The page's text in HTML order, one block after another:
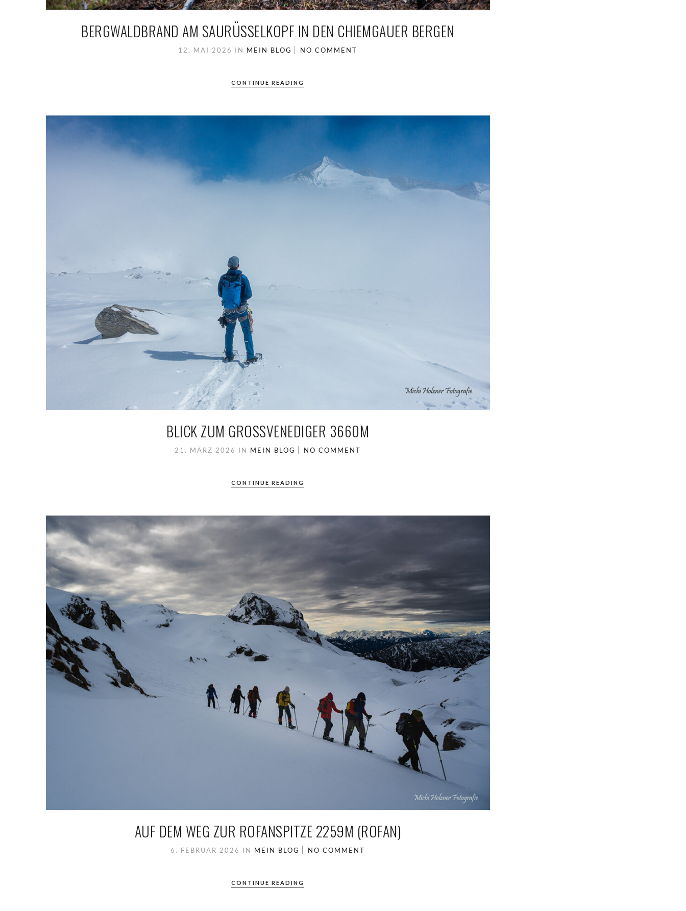
BERGWALDBRAND AM SAURÜSSELKOPF IN DEN CHIEMGAUER BERGEN
12. MAI 2026 IN MEIN BLOG NO COMMENT
CONTINUE READING
BLICK ZUM GROSSVENEDIGER 3660M
21. MÄRZ 2026 IN MEIN BLOG NO COMMENT
CONTINUE READING
AUF DEM WEG ZUR ROFANSPITZE 2259M (ROFAN)
6. FEBRUAR 2026 IN MEIN BLOG NO COMMENT
CONTINUE READING